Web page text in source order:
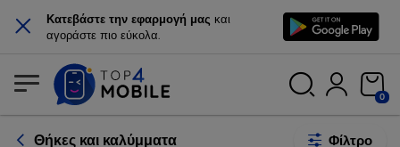
× Κατεβάστε την εφαρμογή μας και
αγοράστε πιο εύκολα.
0
Θήκες και καλύμματα Φίλτρο